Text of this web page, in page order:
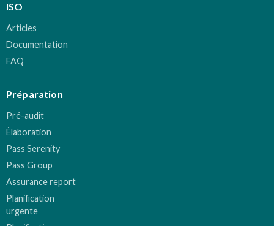
ISO
Articles
Documentation
FAQ
Préparation
Pré-audit
Élaboration
Pass Serenity
Pass Group
Assurance report
Planification
urgente